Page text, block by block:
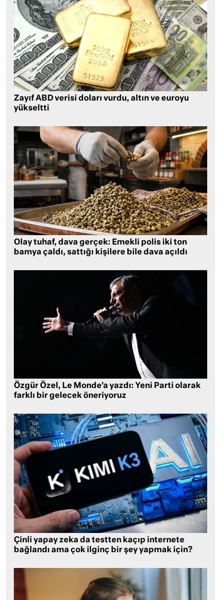
Zayıf ABD verisi doları vurdu, altın ve euroyu
yükseltti
Olay tuhaf, dava gerçek: Emekli polis iki ton
bamya çaldı, sattığı kişilere bile dava açıldı
Özgür Özel, Le Monde’a yazdı: Yeni Parti olarak
farklı bir gelecek öneriyoruz
Çinli yapay zeka da testten kaçıp internete
bağlandı ama çok ilginç bir şey yapmak için?